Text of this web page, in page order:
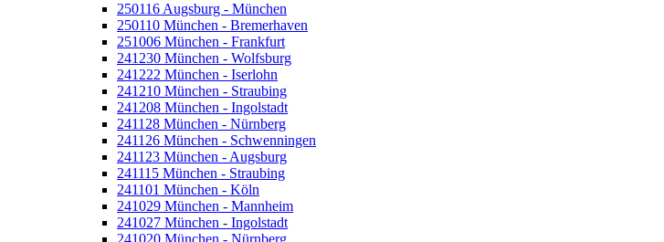
250116 Augsburg - München
250110 München - Bremerhaven
251006 München - Frankfurt
241230 München - Wolfsburg
241222 München - Iserlohn
241210 München - Straubing
241208 München - Ingolstadt
241128 München - Nürnberg
241126 München - Schwenningen
241123 München - Augsburg
241115 München - Straubing
241101 München - Köln
241029 München - Mannheim
241027 München - Ingolstadt
241020 München - Nürnberg